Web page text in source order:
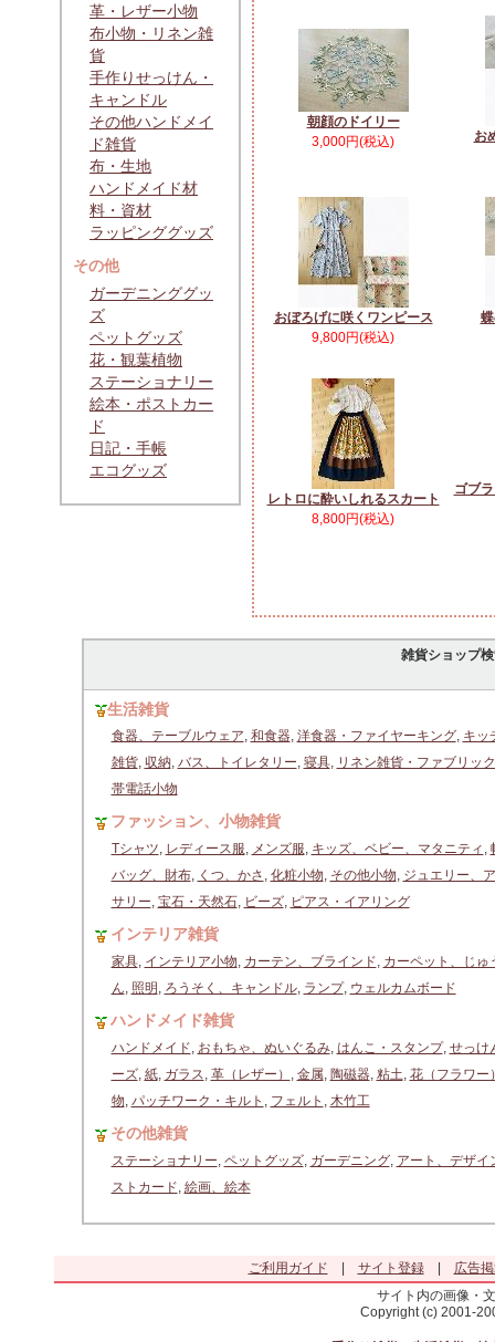
革・レザー小物
布小物・リネン雑
貨
手作りせっけん・
キャンドル
その他ハンドメイ
ド雑貨
布・生地
ハンドメイド材
料・資材
ラッピンググッズ
その他
ガーデニンググッ
ズ
ペットグッズ
花・観葉植物
ステーショナリー
絵本・ポストカー
ド
日記・手帳
エコグッズ
朝顔のドイリー
3,000円(税込)
お
おぼろげに咲くワンピース
9,800円(税込)
レトロに酔いしれるスカート
8,800円(税込)
ゴブ
雑貨ショップ
生活雑貨
食器、テーブルウェア, 和食器, 洋食器・ファイヤーキング, キッ
雑貨, 収納, バス、トイレタリー, 寝具, リネン雑貨・ファブリック
帯電話小物
ファッション、小物雑貨
Tシャツ, レディース服, メンズ服, キッズ、ベビー、マタニティ ,
バッグ、財布, くつ、かさ , 化粧小物, その他小物, ジュエリー、
サリー, 宝石・天然石, ビーズ, ピアス・イアリング
インテリア雑貨
家具, インテリア小物, カーテン、ブラインド, カーペット、じゅ
ん, 照明 , ろうそく、キャンドル, ランプ, ウェルカムボード
ハンドメイド雑貨
ハンドメイド, おもちゃ、ぬいぐるみ, はんこ・スタンプ, せっけ
ーズ, 紙, ガラス, 革（レザー） , 金属, 陶磁器, 粘土, 花（フラワー
物, パッチワーク・キルト , フェルト , 木竹工
その他雑貨
ステーショナリー, ペットグッズ, ガーデニング, アート、デザイ
ストカード, 絵画、絵本
ご利用ガイド サイト登録|
広告
サイト内の画像・
Copyright (c) 2001-